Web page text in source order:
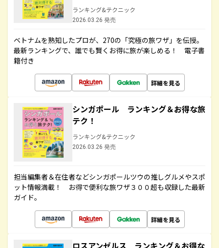
ランキング&テクニック
2026.03.26 発売
ベトナムを熟知したプロが、270の「究極の旅ワザ」を伝授。
最新ランキングで、誰でも賢くお得に旅が楽しめる！ 電子書
籍付き
詳細を見る
シンガポール ランキング＆お得な旅
テク！
ランキング&テクニック
2026.03.26 発売
担当編集者＆在住者などシンガポールツウの推しグルメやスポ
ット情報満載！ お得で便利な旅ワザ３００超も収録した最新
ガイド。
詳細を見る
ロスアンゼルス ランキング＆お得な